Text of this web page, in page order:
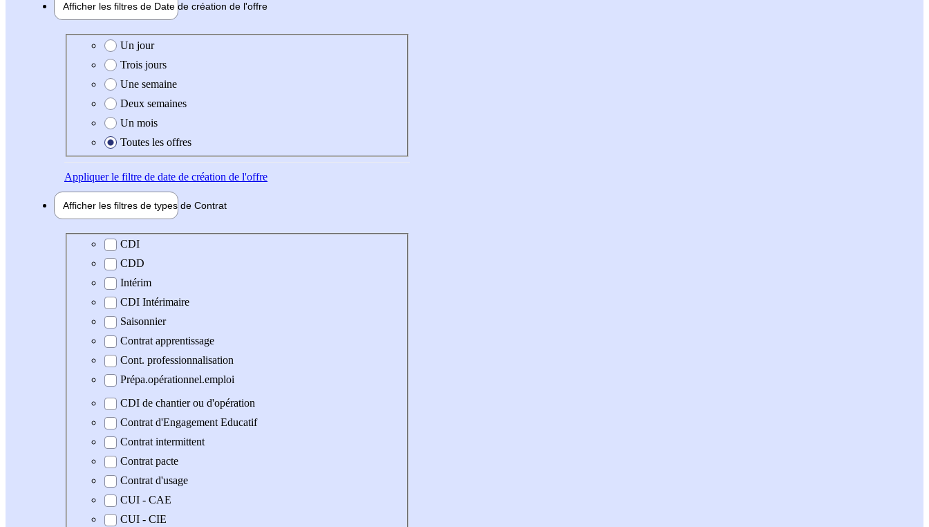
Afficher les filtres de Date de création de l'offre
Date de création de l'offre
Un jour
Trois jours
Une semaine
Deux semaines
Un mois
Toutes les offres
Appliquerle filtre de date de création de l'offre
Afficher les filtres de types de Contrat
Type de contrat
CDI
CDD
Intérim
CDI Intérimaire
Saisonnier
Contrat apprentissage
Cont. professionnalisation
Prépa.opérationnel.emploi
CDI de chantier ou d'opération
Contrat d'Engagement Educatif
Contrat intermittent
Contrat pacte
Contrat d'usage
CUI - CAE
CUI - CIE